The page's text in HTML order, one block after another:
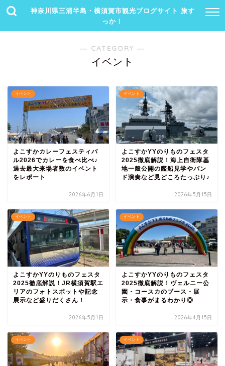
神奈川県三浦半島・横須賀市観光ブログサイト 旅す
っか！
― CATEGORY ―
イベント
イベント
よこすかカレーフェスティバ
ル2026でカレーを食べ比べ♪
過去最大来場者数のイベント
をレポート
2026年6月1日
イベント
よこすかYYのりものフェスタ
2025徹底解説！海上自衛隊基
地一般公開の艦船見学やバン
ド演奏など見どころたっぷり♪
2026年5月15日
イベント
よこすかYYのりものフェスタ
2025徹底解説！JR横須賀駅エ
リアのフォトスポットや記念
展示など盛りだくさん！
2026年5月1日
イベント
よこすかYYのりものフェスタ
2025徹底解説！ヴェルニー公
園・コースカのブース・展
示・食事がまるわかり◎
2026年4月15日
イベント イベント